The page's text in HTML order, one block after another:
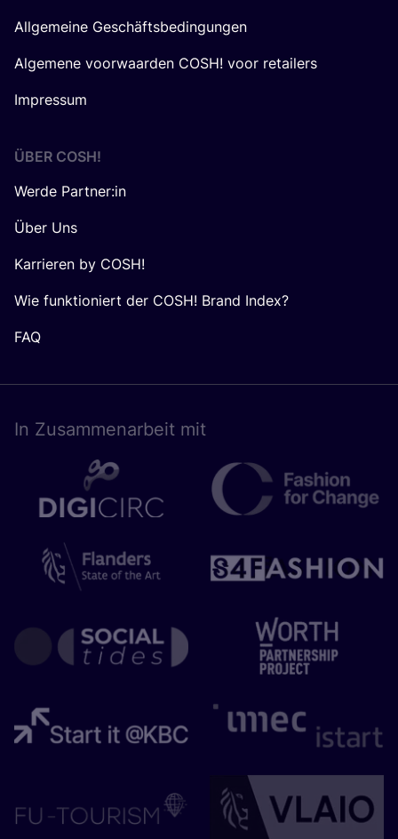
Allgemeine Geschäftsbedingungen
Algemene voorwaarden COSH! voor retailers
Impressum
ÜBER COSH!
Werde Partner:in
Über Uns
Karrieren by COSH!
Wie funktioniert der COSH! Brand Index?
FAQ
In Zusam­men­ar­beit mit